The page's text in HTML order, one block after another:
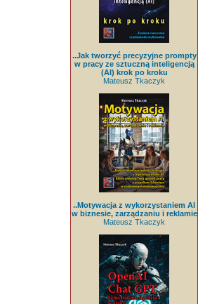
..Jak tworzyć precyzyjne prompty
w pracy ze sztuczną inteligencją
(AI) krok po kroku
Mateusz Tkaczyk
..Motywacja z wykorzystaniem AI
w biznesie, zarządzaniu i reklamie
Mateusz Tkaczyk